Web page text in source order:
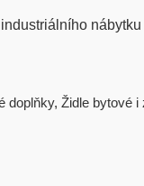
doplňky, Židle bytové i